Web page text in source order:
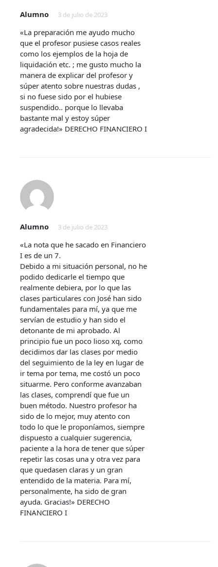
Alumno 3 de julio de 2023
«La preparación me ayudo mucho
que el profesor pusiese casos reales
como los ejemplos de la hoja de
liquidación etc. ; me gusto mucho la
manera de explicar del profesor y
súper atento sobre nuestras dudas ,
si no fuese sido por el hubiese
suspendido.. porque lo llevaba
bastante mal y estoy súper
agradecida!» DERECHO FINANCIERO I
Alumno 3 de julio de 2023
«La nota que he sacado en Financiero
I es de un 7.
Debido a mi situación personal, no he
podido dedicarle el tiempo que
realmente debiera, por lo que las
clases particulares con José han sido
fundamentales para mí, ya que me
servían de estudio y han sido el
detonante de mi aprobado. Al
principio fue un poco lioso xq, como
decidimos dar las clases por medio
del seguimiento de la ley en lugar de
ir tema por tema, me costó un poco
situarme. Pero conforme avanzaban
las clases, comprendí que fue un
buen método. Nuestro profesor ha
sido de lo mejor, muy atento con
todo lo que le proponíamos, siempre
dispuesto a cualquier sugerencia,
paciente a la hora de tener que súper
repetir las cosas una y otra vez para
que quedasen claras y un gran
entendido de la materia. Para mí,
personalmente, ha sido de gran
ayuda. Gracias!» DERECHO
FINANCIERO I